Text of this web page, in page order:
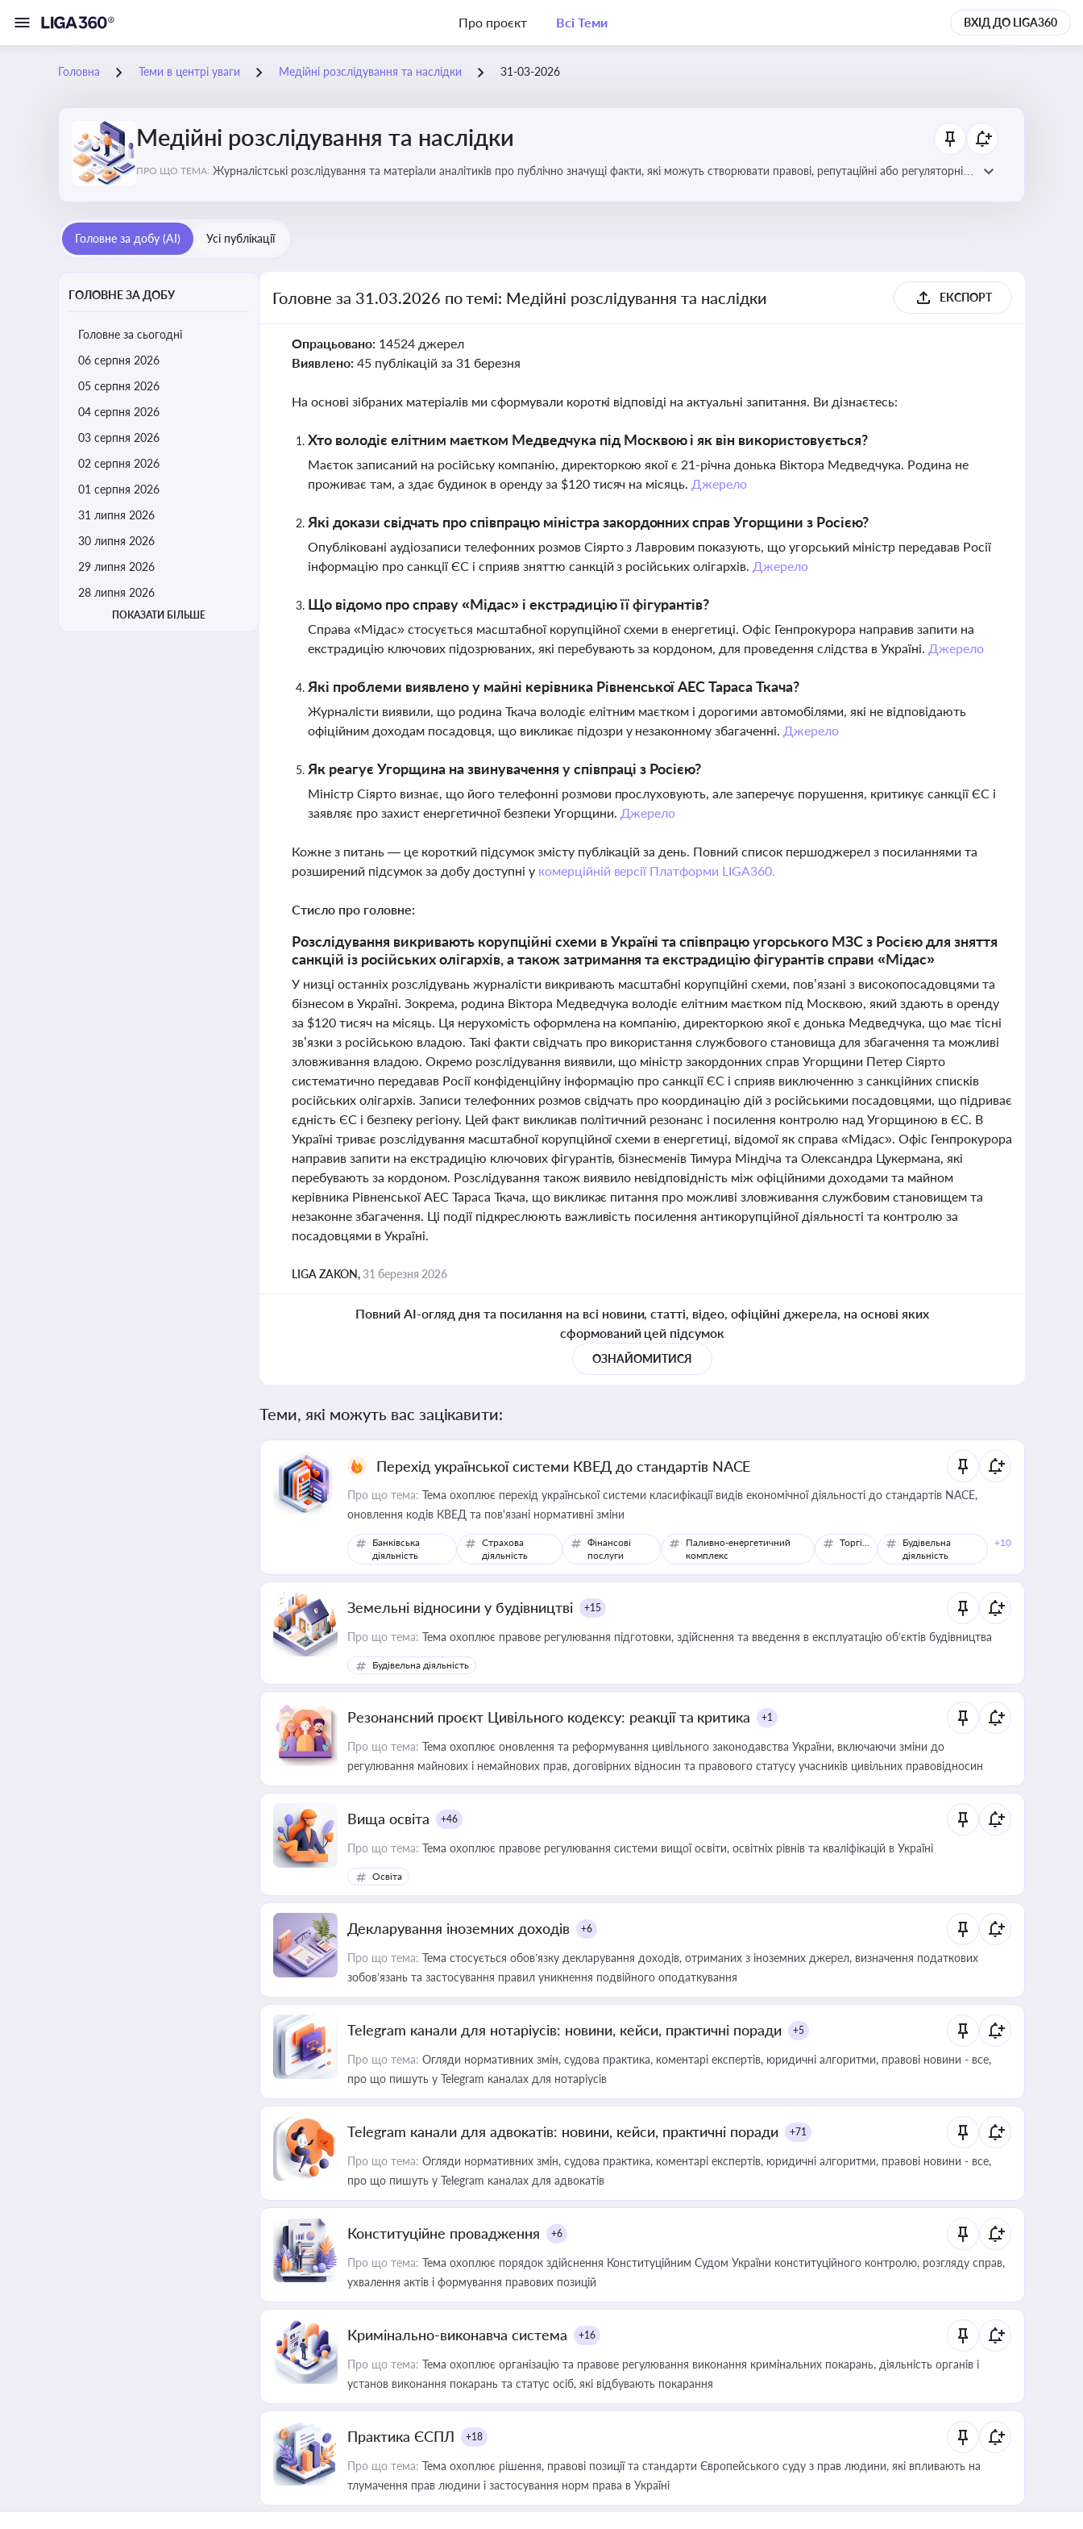
Про проєкт Всі Теми ВХІД ДО LIGA360
Головна Теми в центрі уваги Медійні розслідування та наслідки 31-03-2026
Медійні розслідування та наслідки
ПРО ЩО ТЕМА: Журналістські розслідування та матеріали аналітиків про публічно значущі факти, які можуть створювати правові, репутаційні або регуляторні
Головне за добу (AI) Усі публікації
ГОЛОВНЕ ЗА ДОБУ
Головне за сьогодні
06 серпня 2026
05 серпня 2026
04 серпня 2026
03 серпня 2026
02 серпня 2026
01 серпня 2026
31 липня 2026
30 липня 2026
29 липня 2026
28 липня 2026
ПОКАЗАТИ БІЛЬШЕ
Головне за 31.03.2026 по темі: Медійні розслідування та наслідки ЕКСПОРТ
Опрацьовано: 14524 джерел
Виявлено: 45 публікацій за 31 березня
На основі зібраних матеріалів ми сформували короткі відповіді на актуальні запитання. Ви дізнаєтесь:
Хто володіє елітним маєтком Медведчука під Москвою і як він використовується?
Маєток записаний на російську компанію, директоркою якої є 21-річна донька Віктора Медведчука. Родина не
проживає там, а здає будинок в оренду за $120 тисяч на місяць. Джерело
Які докази свідчать про співпрацю міністра закордонних справ Угорщини з Росією?
Опубліковані аудіозаписи телефонних розмов Сіярто з Лавровим показують, що угорський міністр передавав Росії
інформацію про санкції ЄС і сприяв зняттю санкцій з російських олігархів. Джерело
Що відомо про справу «Мідас» і екстрадицію її фігурантів?
Справа «Мідас» стосується масштабної корупційної схеми в енергетиці. Офіс Генпрокурора направив запити на
екстрадицію ключових підозрюваних, які перебувають за кордоном, для проведення слідства в Україні. Джерело
Які проблеми виявлено у майні керівника Рівненської АЕС Тараса Ткача?
Журналісти виявили, що родина Ткача володіє елітним маєтком і дорогими автомобілями, які не відповідають
офіційним доходам посадовця, що викликає підозри у незаконному збагаченні. Джерело
Як реагує Угорщина на звинувачення у співпраці з Росією?
Міністр Сіярто визнає, що його телефонні розмови прослуховують, але заперечує порушення, критикує санкції ЄС і
заявляє про захист енергетичної безпеки Угорщини. Джерело
Кожне з питань — це короткий підсумок змісту публікацій за день. Повний список першоджерел з посиланнями та
розширений підсумок за добу доступні у комерційній версії Платформи LIGA360.
Стисло про головне:
Розслідування викривають корупційні схеми в Україні та співпрацю угорського МЗС з Росією для зняття
санкцій із російських олігархів, а також затримання та екстрадицію фігурантів справи «Мідас»
У низці останніх розслідувань журналісти викривають масштабні корупційні схеми, пов’язані з високопосадовцями та
бізнесом в Україні. Зокрема, родина Віктора Медведчука володіє елітним маєтком під Москвою, який здають в оренду
за $120 тисяч на місяць. Ця нерухомість оформлена на компанію, директоркою якої є донька Медведчука, що має тісні
зв’язки з російською владою. Такі факти свідчать про використання службового становища для збагачення та можливі
зловживання владою. Окремо розслідування виявили, що міністр закордонних справ Угорщини Петер Сіярто
систематично передавав Росії конфіденційну інформацію про санкції ЄС і сприяв виключенню з санкційних списків
російських олігархів. Записи телефонних розмов свідчать про координацію дій з російськими посадовцями, що підриває
єдність ЄС і безпеку регіону. Цей факт викликав політичний резонанс і посилення контролю над Угорщиною в ЄС. В
Україні триває розслідування масштабної корупційної схеми в енергетиці, відомої як справа «Мідас». Офіс Генпрокурора
направив запити на екстрадицію ключових фігурантів, бізнесменів Тимура Міндіча та Олександра Цукермана, які
перебувають за кордоном. Розслідування також виявило невідповідність між офіційними доходами та майном
керівника Рівненської АЕС Тараса Ткача, що викликає питання про можливі зловживання службовим становищем та
незаконне збагачення. Ці події підкреслюють важливість посилення антикорупційної діяльності та контролю за
посадовцями в Україні.
LIGA ZAKON,31 березня 2026
Повний AI-огляд дня та посилання на всі новини, статті, відео, офіційні джерела, на основі яких
сформований цей підсумок
ОЗНАЙОМИТИСЯ
Теми, які можуть вас зацікавити:
Перехід української системи КВЕД до стандартів NACE
Про що тема: Тема охоплює перехід української системи класифікації видів економічної діяльності до стандартів NACE,
оновлення кодів КВЕД та пов'язані нормативні зміни
Банківська
діяльність
Страхова
діяльність
Фінансові
послуги
Паливно-енергетичний
комплекс
Торгівля
Будівельна
діяльність
+10
Земельні відносини у будівництві +15
Про що тема: Тема охоплює правове регулювання підготовки, здійснення та введення в експлуатацію об’єктів будівництва
Будівельна діяльність
Резонансний проєкт Цивільного кодексу: реакції та критика +1
Про що тема: Тема охоплює оновлення та реформування цивільного законодавства України, включаючи зміни до
регулювання майнових і немайнових прав, договірних відносин та правового статусу учасників цивільних правовідносин
Вища освіта +46
Про що тема: Тема охоплює правове регулювання системи вищої освіти, освітніх рівнів та кваліфікацій в Україні
Освіта
Декларування іноземних доходів +6
Про що тема: Тема стосується обов’язку декларування доходів, отриманих з іноземних джерел, визначення податкових
зобов’язань та застосування правил уникнення подвійного оподаткування
Telegram канали для нотаріусів: новини, кейси, практичні поради +5
Про що тема: Огляди нормативних змін, судова практика, коментарі експертів, юридичні алгоритми, правові новини - все,
про що пишуть у Telegram каналах для нотаріусів
Telegram канали для адвокатів: новини, кейси, практичні поради +71
Про що тема: Огляди нормативних змін, судова практика, коментарі експертів, юридичні алгоритми, правові новини - все,
про що пишуть у Telegram каналах для адвокатів
Конституційне провадження +6
Про що тема: Тема охоплює порядок здійснення Конституційним Судом України конституційного контролю, розгляду справ,
ухвалення актів і формування правових позицій
Кримінально-виконавча система +16
Про що тема: Тема охоплює організацію та правове регулювання виконання кримінальних покарань, діяльність органів і
установ виконання покарань та статус осіб, які відбувають покарання
Практика ЄСПЛ +18
Про що тема: Тема охоплює рішення, правові позиції та стандарти Європейського суду з прав людини, які впливають на
тлумачення прав людини і застосування норм права в Україні